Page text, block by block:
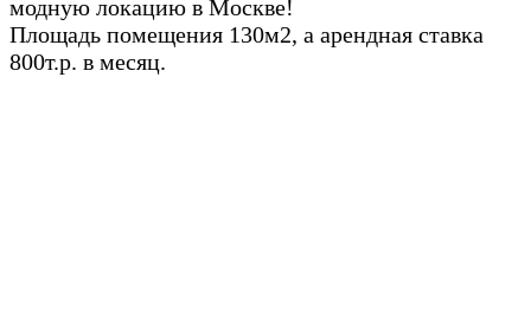
модную локацию в Москве!
Площадь помещения 130м2, а арендная ставка
800т.р. в месяц.